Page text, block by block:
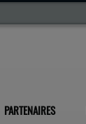
PARTENAIRES